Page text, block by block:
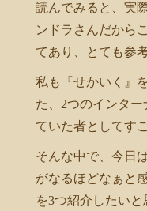
読んでみると、実
ンドラさんだから
てあり、とても参
私も『せかいく』
た、2つのインタ
ていた者としてす
そんな中で、今日
がなるほどなぁと
を3つ紹介したいと